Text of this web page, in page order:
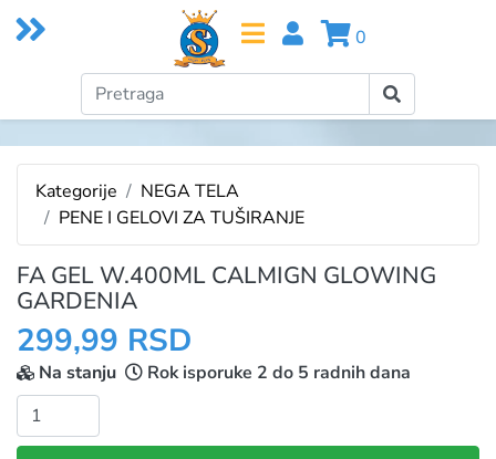
0
Kategorije
NEGA TELA
PENE I GELOVI ZA TUŠIRANJE
FA GEL W.400ML CALMIGN GLOWING
GARDENIA
299,99 RSD
Na stanju
Rok isporuke 2 do 5 radnih dana